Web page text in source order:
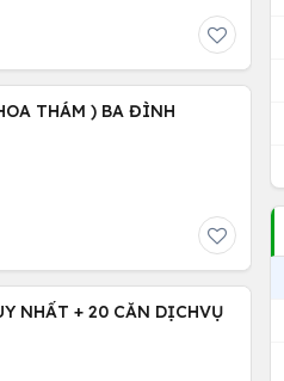
THÁM ) BA ĐÌNH
NHẤT + 20 CĂN DỊCHVỤ